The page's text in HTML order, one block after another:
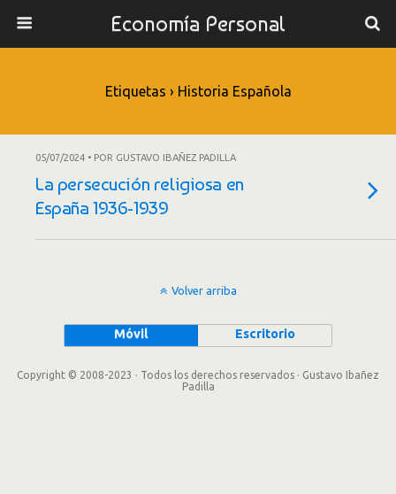
Economía Personal
Etiquetas › Historia Española
05/07/2024 • POR GUSTAVO IBAÑEZ PADILLA
La persecución religiosa en
España 1936-1939
Volver arriba
Móvil Escritorio
Copyright © 2008-2023 · Todos los derechos reservados · Gustavo Ibañez
Padilla